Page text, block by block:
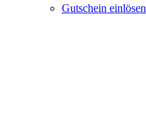
Gutschein einlösen